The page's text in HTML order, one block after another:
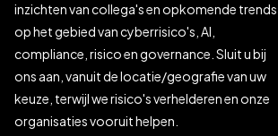
inzichten van collega's en opkomende trends
op het gebied van cyberrisico's, AI,
compliance, risico en governance. Sluit u bij
ons aan, vanuit de locatie/geografie van uw
keuze, terwijl we risico's verhelderen en onze
organisaties vooruit helpen.​